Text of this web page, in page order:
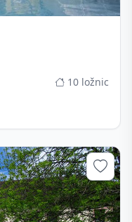
10 ložnic